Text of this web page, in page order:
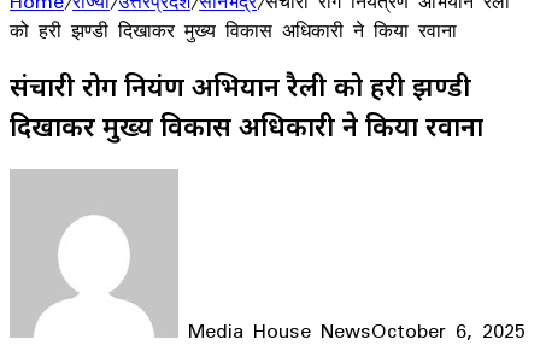
को हरी झण्डी दिखाकर मुख्य विकास अधिकारी ने किया रवाना
संचारी रोग नियंत्रण अभियान रैली को हरी झण्डी
दिखाकर मुख्य विकास अधिकारी ने किया रवाना
Media House NewsOctober 6, 2025